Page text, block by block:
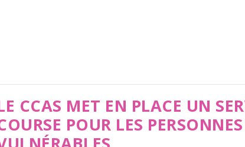
CCAS MET EN PLACE UN
POUR LES PERSONNES